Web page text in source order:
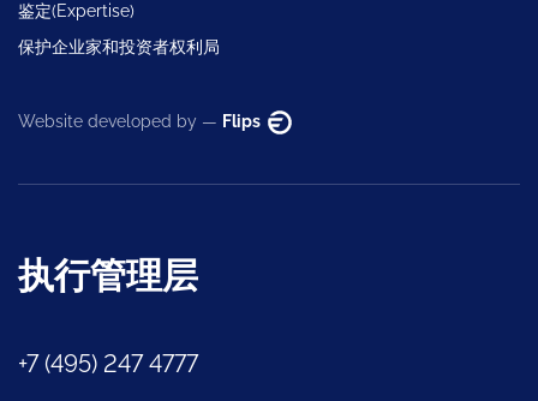
鉴定(Expertise)
保护企业家和投资者权利局
Website developed by — Flips
执行管理层
+7 (495) 247 4777